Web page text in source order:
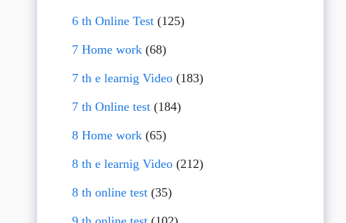
6 th Online Test(125)
7 Home work(68)
7 th e learnig Video(183)
7 th Online test(184)
8 Home work(65)
8 th e learnig Video(212)
8 th online test(35)